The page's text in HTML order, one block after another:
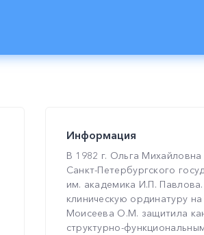
Информация
В 1982 г. Ольга
Санкт-Петербургского
им. академика И.П.
клиническую ординатуру
Моисеева О.М. защитила
структурно-